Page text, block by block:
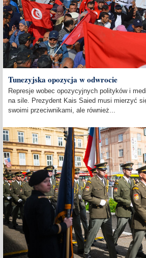
Tunezyjska opozycja w odwrocie
Represje wobec opozycyjnych polityków i
na sile. Prezydent Kais Saied musi mierzyć
swoimi przeciwnikami, ale również...